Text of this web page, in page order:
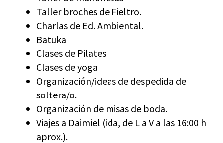
Taller broches de Fieltro.
Charlas de Ed. Ambiental.
Batuka
Clases de Pilates
Clases de yoga
Organización/ideas de despedida de
soltera/o.
Organización de misas de boda.
Viajes a Daimiel (ida, de L a V a las 16:00 h
aprox.).